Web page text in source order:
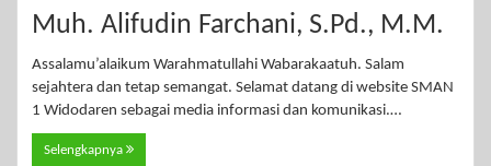
Muh. Alifudin Farchani, S.Pd., M.M.
Assalamu’alaikum Warahmatullahi Wabarakaatuh. Salam
sejahtera dan tetap semangat. Selamat datang di website SMAN
1 Widodaren sebagai media informasi dan komunikasi.…
Selengkapnya